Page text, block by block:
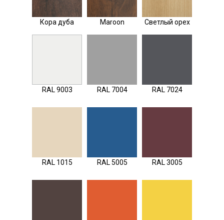
Светлый орех
Maroon
Кора дуба
RAL 3005
RAL 5005
RAL 1015
RAL 7024
RAL 7004
RAL 9003